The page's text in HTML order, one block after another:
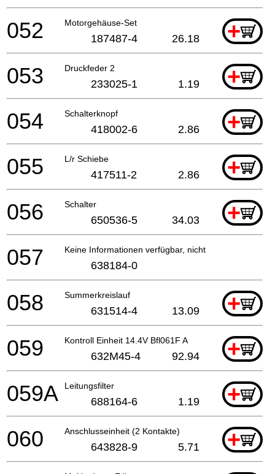
Motorgehäuse-Set +
052 187487-4 26.18
Druckfeder 2 +
053 233025-1 1.19
Schalterknopf +
054 418002-6 2.86
L/r Schiebe +
055 417511-2 2.86
Schalter +
056 650536-5 34.03
Keine Informationen verfügbar, nicht bestellbar
057 638184-0
Summerkreislauf +
058 631514-4 13.09
Kontroll Einheit 14.4V Bfl061F A +
059 632M45-4 92.94
Leitungsfilter +
059A 688164-6 1.19
Anschlusseinheit (2 Kontakte) +
060 643828-9 5.71